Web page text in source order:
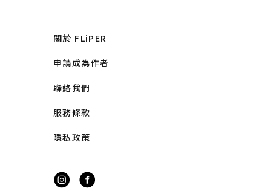
關於 FLiPER
申請成為作者
聯絡我們
服務條款
隱私政策